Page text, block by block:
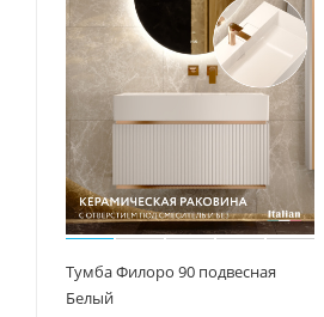
Тумба Филоро 90 подвесная
Белый